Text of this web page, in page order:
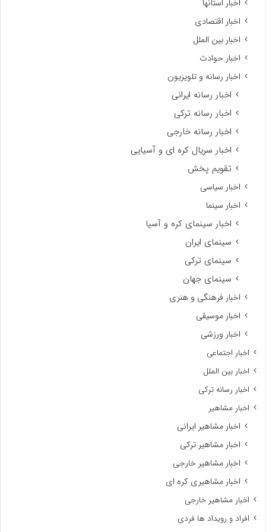
اخبار استانها
اخبار اقتصادی
اخبار بین الملل
اخبار حوادث
اخبار رسانه و تلویزیون
اخبار رسانه ایرانی
اخبار رسانه ترکی
اخبار رسانه خارجی
اخبار سریال کره ای و آسیایی
تقویم پخش
اخبار سیاسی
اخبار سینما
اخبار سینمای کره و آسیا
سینمای ایران
سینمای ترکی
سینمای جهان
اخبار فرهنگی و هنری
اخبار موسیقی
اخبار ورزشی
اخبار اجتماعی
اخبار بین الملل
اخبار رسانه ترکی
اخبار مشاهیر
اخبار مشاهیر ایرانی
اخبار مشاهیر ترکی
اخبار مشاهیر خارجی
اخبار مشاهیری کره ای
اخبار مشاهیر خارجی
افراد و رویداد ها فردی